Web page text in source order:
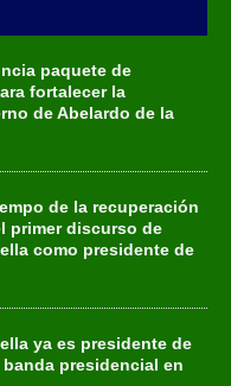
paquete de
fortalecer la
de Abelardo de la
de la recuperación
primer discurso de
como presidente de
ya es presidente de
presidencial en